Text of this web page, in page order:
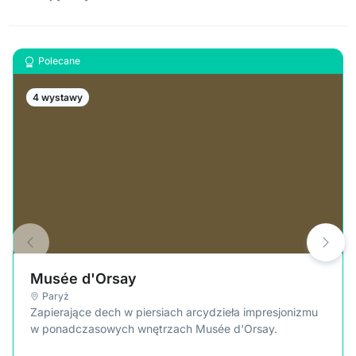
Polecane
4 wystawy
Musée d'Orsay
Paryż
Zapierające dech w piersiach arcydzieła impresjonizmu
w ponadczasowych wnętrzach Musée d'Orsay.